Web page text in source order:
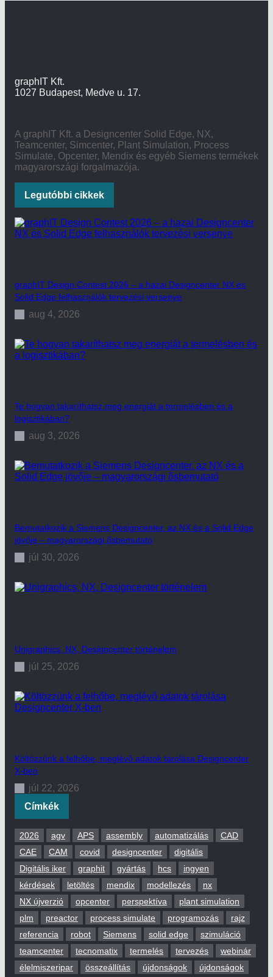
graphIT Kft.
1027 Budapest, Medve u. 17.
A graphIT Kft. a Designcenter Solid Edge, NX,
Teamcenter, Simcenter, Plant Simulation, Process
Simulate, Opcenter, Mendix és egyéb Siemens termékek
magyarországi forgalmazója.
Legutóbbi cikkek
graphIT Design Contest 2026 – a hazai Designcenter NX és
Solid Edge felhasználók tervezési versenye
aug 4, 2026
Te hogyan takaríthatsz meg energiát a termelésben és a
logisztikában?
aug 3, 2026
Bemutatkozik a Siemens Designcenter, az NX és a Solid Edge
jövője – magyarországi ősbemutató
júl 30, 2026
Unigraphics, NX, Designcenter történelem
júl 25, 2026
Költözzünk a felhőbe, meglévő adatok tárolása Designcenter
X-ben
júl 22, 2026
Címkék
2026 agv APS assembly automatizálás
CAD
CAE
CAM covid designcenter
digitális
Digitális iker
graphit gyártás hcs
ingyen
kérdések
letöltés mendix modellezés
nx
NX újverzió
opcenter perspektíva
plant simulation
plm
preactor process simulate programozás
rajz
referencia
robot Siemens solid edge
szimuláció
teamcenter
tecnomatix termelés tervezés
webinár
élelmiszeripar
összeállítás újdonságok újdonságok